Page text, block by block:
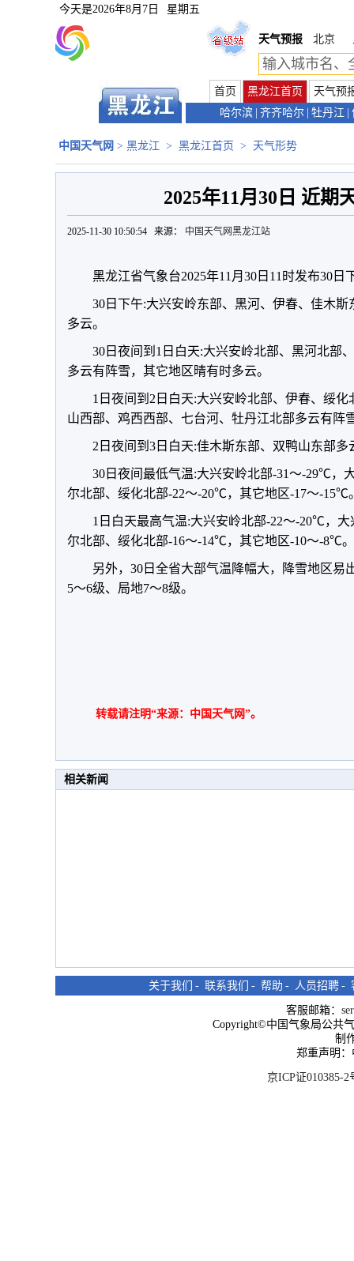
今天是2026年8月7日 星期五
天气预报 北京
首页 黑龙江首页
天气预
哈尔滨 齐齐哈尔 牡丹江
中国天气网 > 黑龙江 > 黑龙江首页 > 天气形势
2025年11月30日 近期
2025-11-30 10:50:54 来源： 中国天气网黑龙江站
黑龙江省气象台2025年11月30日11时发布30日
30日下午:大兴安岭东部、黑河、伊春、佳木
多云。
30日夜间到1日白天:大兴安岭北部、黑河北部
多云有阵雪，其它地区晴有时多云。
1日夜间到2日白天:大兴安岭北部、伊春、绥
山西部、鸡西西部、七台河、牡丹江北部多云有阵
2日夜间到3日白天:佳木斯东部、双鸭山东部
30日夜间最低气温:大兴安岭北部-31～-29℃，
尔北部、绥化北部-22～-20℃，其它地区-17～-15℃
1日白天最高气温:大兴安岭北部-22～-20℃，
尔北部、绥化北部-16～-14℃，其它地区-10～-8℃。
另外，30日全省大部气温降幅大，降雪地区易
5～6级、局地7～8级。
转载请注明“来源：中国天气网”。
相关新闻
关于我们 - 联系我们 - 帮助 - 人员招聘 -
客服邮箱：
Copyright©中国气象局公共
制
郑重声明
京ICP证010385-2